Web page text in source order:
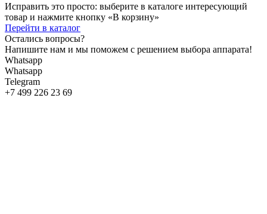
Исправить это просто: выберите в каталоге интересующий
товар и нажмите кнопку «В корзину»
Перейти в каталог
Остались вопросы?
Напишите нам и мы поможем с решением выбора аппарата!
Whatsapp
Whatsapp
Telegram
+7 499 226 23 69